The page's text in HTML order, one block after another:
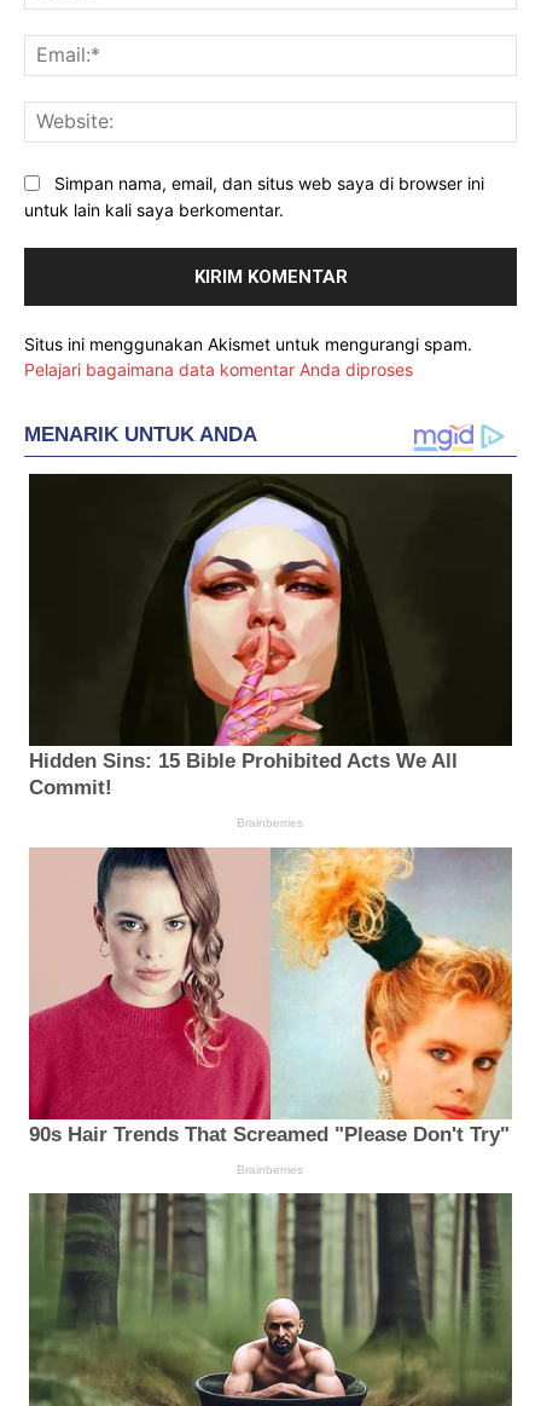
Simpan nama, email, dan situs web saya di browser ini
untuk lain kali saya berkomentar.
Situs ini menggunakan Akismet untuk mengurangi spam.
Pelajari bagaimana data komentar Anda diproses